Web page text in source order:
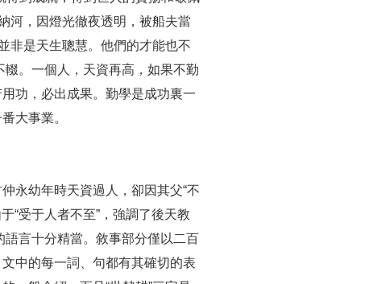
河，因燈光徹夜透明，被船夫當
非是天生聰慧。他們的才能也不
。一個人，天資再高，如果不勤
功，必出成果。勤學是成功裏一
大事業。
永幼年時天資過人，卻因其父“不
“受于人者不至”，強調了後天教
言十分精當。敘事部分僅以二百
中的每一詞、句都有其確切的表